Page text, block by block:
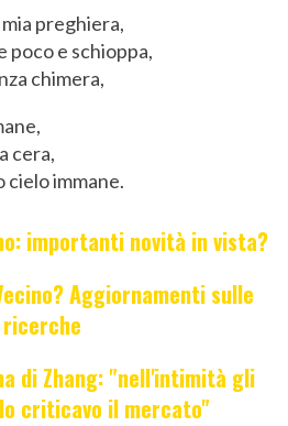
preghiera,
poco e schioppa,
chimera,
cera,
cielo immane.
importanti novità in vista?
Aggiornamenti sulle
ricerche
di Zhang: "nell'intimità gli
criticavo il mercato"